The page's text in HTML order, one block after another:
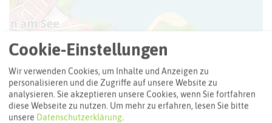
Leaflet ©OpenStreetMap
Adresse:
Zur Kajüte
Strandallee 6
Cookie-Einstellungen
Wir verwenden Cookies, um Inhalte und Anzeigen zu
personalisieren und die Zugriffe auf unsere Website zu
analysieren. Sie akzeptieren unsere Cookies, wenn Sie fortfahren
diese Webseite zu nutzen. Um mehr zu erfahren, lesen Sie bitte
unsere Datenschutzerklärung.